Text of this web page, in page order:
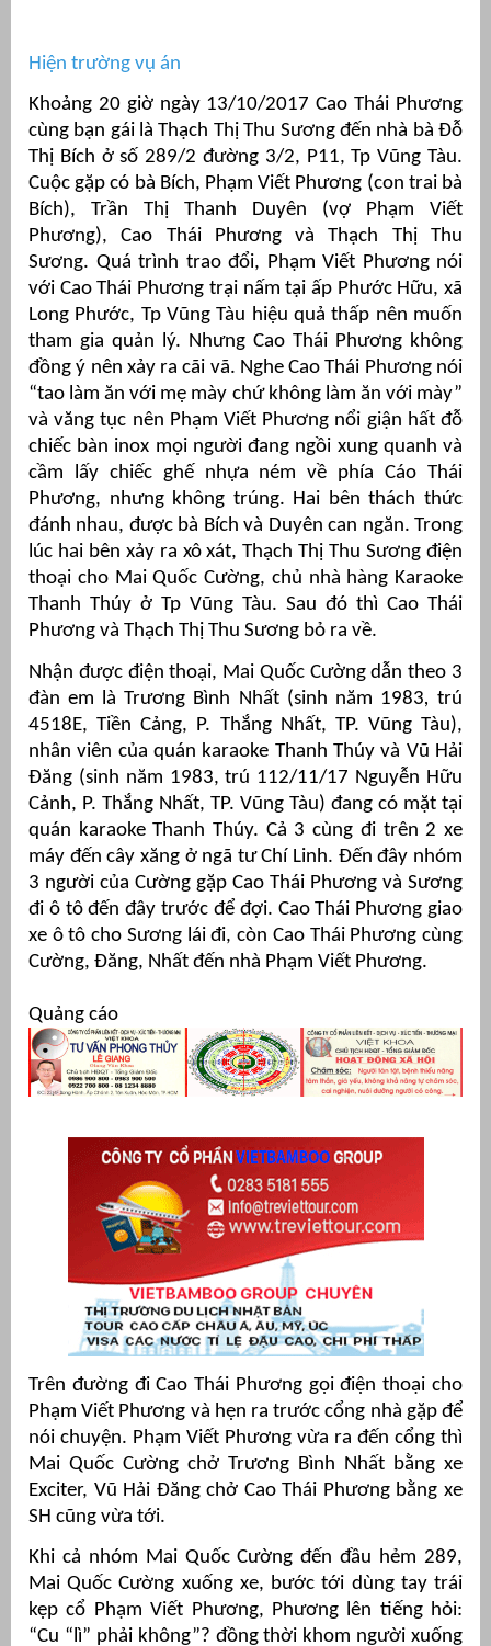
Hiện trường vụ án
Khoảng 20 giờ ngày 13/10/2017 Cao Thái Phương
cùng bạn gái là Thạch Thị Thu Sương đến nhà bà Đỗ
Thị Bích ở số 289/2 đường 3/2, P11, Tp Vũng Tàu.
Cuộc gặp có bà Bích, Phạm Viết Phương (con trai bà
Bích), Trần Thị Thanh Duyên (vợ Phạm Viết
Phương), Cao Thái Phương và Thạch Thị Thu
Sương. Quá trình trao đổi, Phạm Viết Phương nói
với Cao Thái Phương trại nấm tại ấp Phước Hữu, xã
Long Phước, Tp Vũng Tàu hiệu quả thấp nên muốn
tham gia quản lý. Nhưng Cao Thái Phương không
đồng ý nên xảy ra cãi vã. Nghe Cao Thái Phương nói
“tao làm ăn với mẹ mày chứ không làm ăn với mày”
và văng tục nên Phạm Viết Phương nổi giận hất đỗ
chiếc bàn inox mọi người đang ngồi xung quanh và
cầm lấy chiếc ghế nhựa ném về phía Cáo Thái
Phương, nhưng không trúng. Hai bên thách thức
đánh nhau, được bà Bích và Duyên can ngăn. Trong
lúc hai bên xảy ra xô xát, Thạch Thị Thu Sương điện
thoại cho Mai Quốc Cường, chủ nhà hàng Karaoke
Thanh Thúy ở Tp Vũng Tàu. Sau đó thì Cao Thái
Phương và Thạch Thị Thu Sương bỏ ra về.
Nhận được điện thoại, Mai Quốc Cường dẫn theo 3
đàn em là Trương Bình Nhất (sinh năm 1983,trú
4518E, Tiền Cảng, P. Thắng Nhất, TP. Vũng Tàu),
nhân viên của quán karaoke Thanh Thúy và Vũ Hải
Đăng (sinh năm 1983, trú 112/11/17 Nguyễn Hữu
Cảnh, P. Thắng Nhất, TP. Vũng Tàu) đang có mặt tại
quán karaoke Thanh Thúy. Cả 3 cùng đi trên 2 xe
máy đến cây xăng ở ngã tư Chí Linh. Đến đây nhóm
3 người của Cường gặp Cao Thái Phương và Sương
đi ô tô đến đây trước để đợi. Cao Thái Phương giao
xe ô tô cho Sương lái đi, còn Cao Thái Phương cùng
Cường, Đăng, Nhất đến nhà Phạm Viết Phương.
Quảng cáo
Trên đường đi Cao Thái Phương gọi điện thoại cho
Phạm Viết Phương và hẹn ra trước cổng nhà gặp để
nói chuyện. Phạm Viết Phương vừa ra đến cổng thì
Mai Quốc Cường chở Trương Bình Nhất bằng xe
Exciter, Vũ Hải Đăng chở Cao Thái Phương bằng xe
SH cũng vừa tới.
Khi cả nhóm Mai Quốc Cường đến đầu hẻm 289,
Mai Quốc Cường xuống xe, bước tới dùng tay trái
kẹp cổ Phạm Viết Phương, Phương lên tiếng hỏi:
“Cu “lì” phải không”? đồng thời khom người xuống